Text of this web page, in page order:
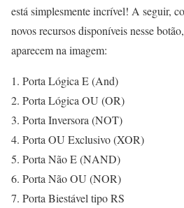
está simplesmente incrível! A seguir,
novos recursos disponíveis nesse
aparecem na imagem:
Porta Lógica E (And)
Porta Lógica OU (OR)
Porta Inversora (NOT)
Porta OU Exclusivo (XOR)
Porta Não E (NAND)
Porta Não OU (NOR)
Porta Biestável tipo RS